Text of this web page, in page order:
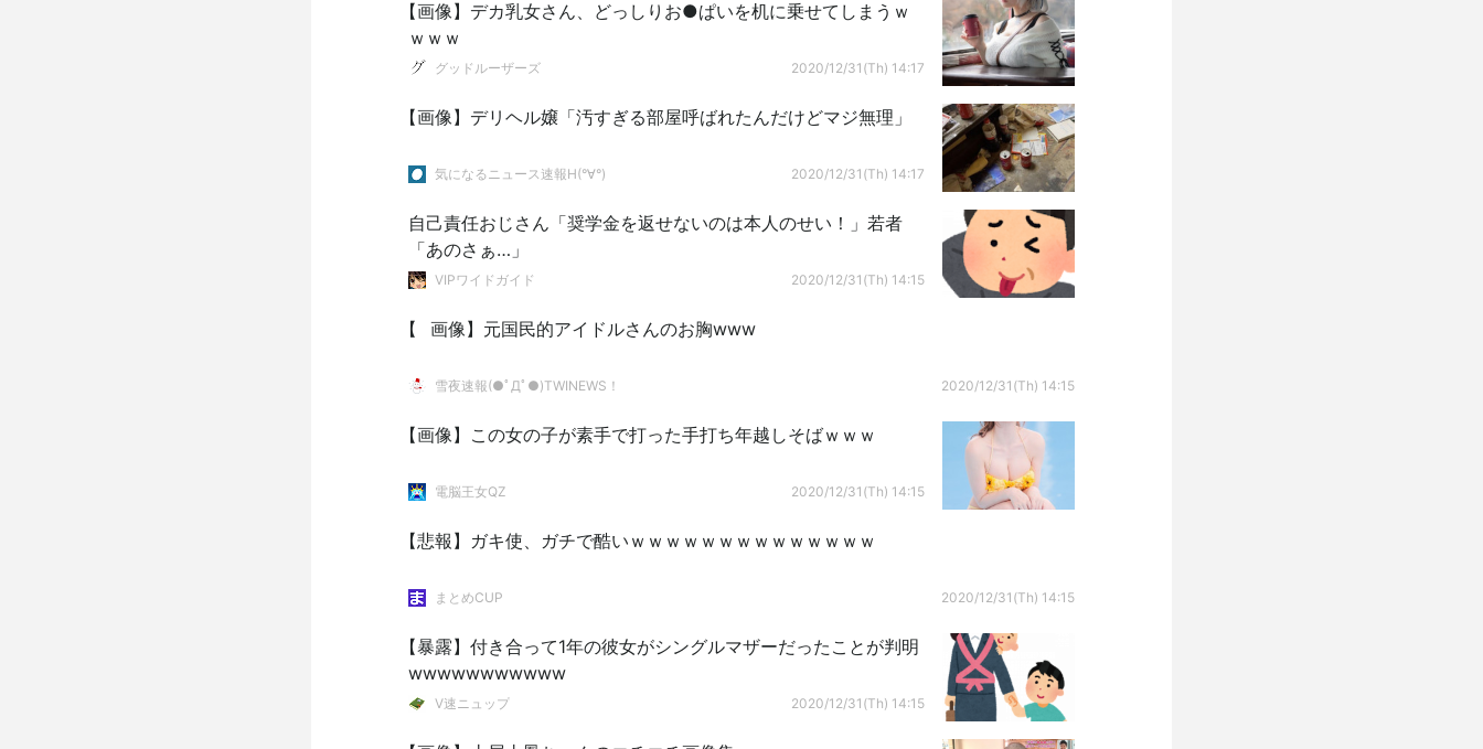
【画像】デカ乳女さん、どっしりお●ぱいを机に乗せてしまうｗ
ｗｗｗ
グッドルーザーズ 2020/12/31(Th) 14:17
【画像】デリヘル嬢「汚すぎる部屋呼ばれたんだけどマジ無理」
気になるニュース速報H(°∀°) 2020/12/31(Th) 14:17
自己責任おじさん「奨学金を返せないのは本人のせい！」若者
「あのさぁ…」
VIPワイドガイド 2020/12/31(Th) 14:15
【⠀画像】元国民的アイドルさんのお胸www
雪夜速報(●ﾟДﾟ●)TWINEWS！ 2020/12/31(Th) 14:15
【画像】この女の子が素手で打った手打ち年越しそばｗｗｗ
電脳王女QZ 2020/12/31(Th) 14:15
【悲報】ガキ使、ガチで酷いｗｗｗｗｗｗｗｗｗｗｗｗｗｗ
まとめCUP 2020/12/31(Th) 14:15
【暴露】付き合って1年の彼女がシングルマザーだったことが判明
wwwwwwwwwww
V速ニュップ 2020/12/31(Th) 14:15